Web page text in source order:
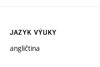
JAZYK VÝUKY
angličtina